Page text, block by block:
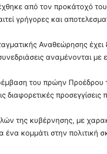
από τον προκάτοχό
γρήγορες και
Αναθεώρησης έχει
αναμένονται με
του πρώην
διαφορετικές προσεγγίσεις
της κυβέρνησης, με
ένα κομμάτι στην